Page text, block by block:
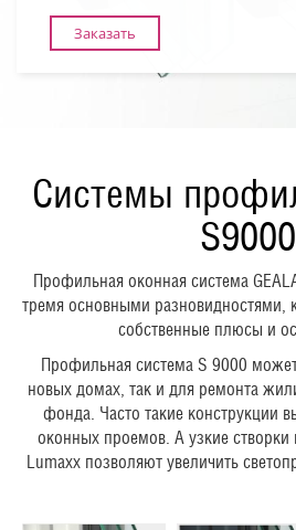
Заказать
Системы
S9000
Профильная оконная система
тремя основными разновидностями,
собственные плюсы и
Профильная система S 9000
новых домах, так и для ремонта
фонда. Часто такие конструкции
оконных проемов. А узкие
Lumaxx позволяют увеличить